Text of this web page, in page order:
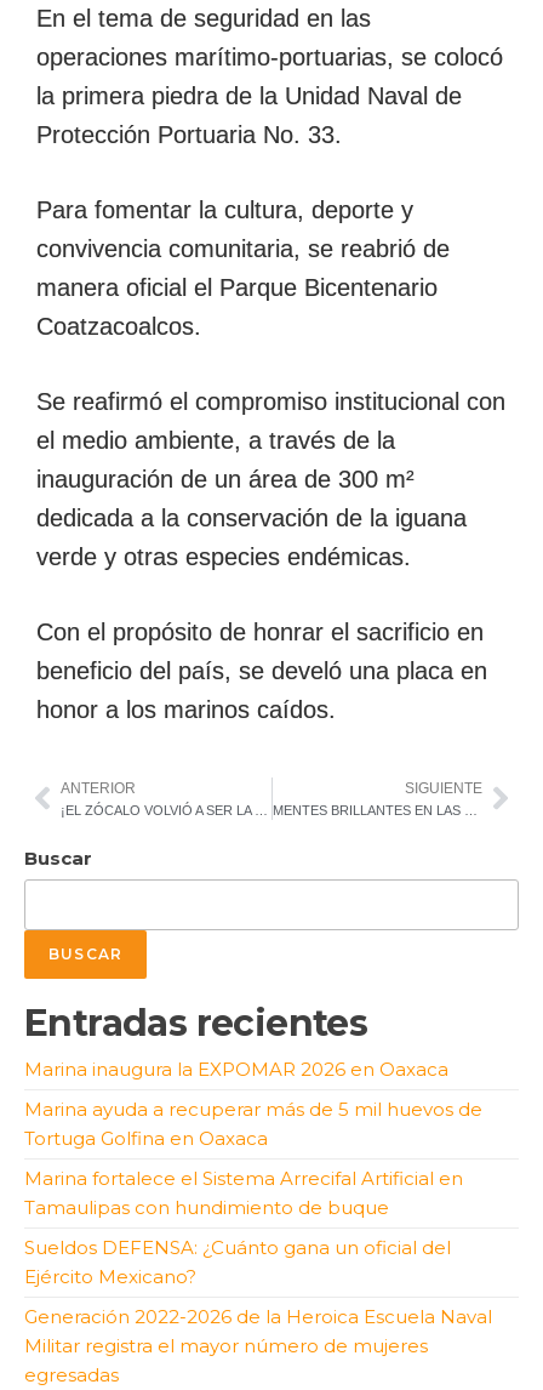
En el tema de seguridad en las
operaciones marítimo-portuarias, se colocó
la primera piedra de la Unidad Naval de
Protección Portuaria No. 33.
Para fomentar la cultura, deporte y
convivencia comunitaria, se reabrió de
manera oficial el Parque Bicentenario
Coatzacoalcos.
Se reafirmó el compromiso institucional con
el medio ambiente, a través de la
inauguración de un área de 300 m²
dedicada a la conservación de la iguana
verde y otras especies endémicas.
Con el propósito de honrar el sacrificio en
beneficio del país, se develó una placa en
honor a los marinos caídos.
ANTERIOR SIGUIENTE
Buscar
BUSCAR
Entradas recientes
Marina inaugura la EXPOMAR 2026 en Oaxaca
Marina ayuda a recuperar más de 5 mil huevos de
Tortuga Golfina en Oaxaca
Marina fortalece el Sistema Arrecifal Artificial en
Tamaulipas con hundimiento de buque
Sueldos DEFENSA: ¿Cuánto gana un oficial del
Ejército Mexicano?
Generación 2022-2026 de la Heroica Escuela Naval
Militar registra el mayor número de mujeres
egresadas